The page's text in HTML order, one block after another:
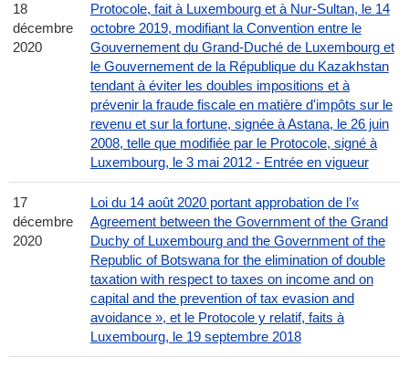
18
décembre
2020
Protocole, fait à Luxembourg et à Nur-Sultan, le 14
octobre 2019, modifiant la Convention entre le
Gouvernement du Grand-Duché de Luxembourg et
le Gouvernement de la République du Kazakhstan
tendant à éviter les doubles impositions et à
prévenir la fraude fiscale en matière d'impôts sur le
revenu et sur la fortune, signée à Astana, le 26 juin
2008, telle que modifiée par le Protocole, signé à
Luxembourg, le 3 mai 2012 - Entrée en vigueur
17
décembre
2020
Loi du 14 août 2020 portant approbation de l’«
Agreement between the Government of the Grand
Duchy of Luxembourg and the Government of the
Republic of Botswana for the elimination of double
taxation with respect to taxes on income and on
capital and the prevention of tax evasion and
avoidance », et le Protocole y relatif, faits à
Luxembourg, le 19 septembre 2018